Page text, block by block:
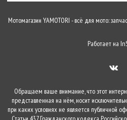
Мотомагазин YAMOTORI - всё для мото:
Работает на
Обращаем ваше внимание, что этот
представленная на нём, носит
при каких условиях не является публичной